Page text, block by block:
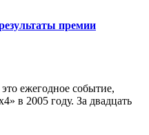
премии
в 2005 году. За двадцать